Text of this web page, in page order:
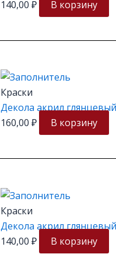
140,00 ₽ В корзину
Краски
Декола акрил
160,00 ₽ В корзину
Краски
Декола акрил
140,00 ₽ В корзину